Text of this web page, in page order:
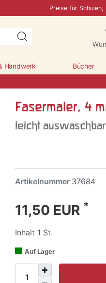
Preise für
Handwerk Bücher
Fasermaler, 4
leicht auswaschbar
Artikelnummer 37684
11,50 EUR *
Inhalt 1 St.
Auf Lager